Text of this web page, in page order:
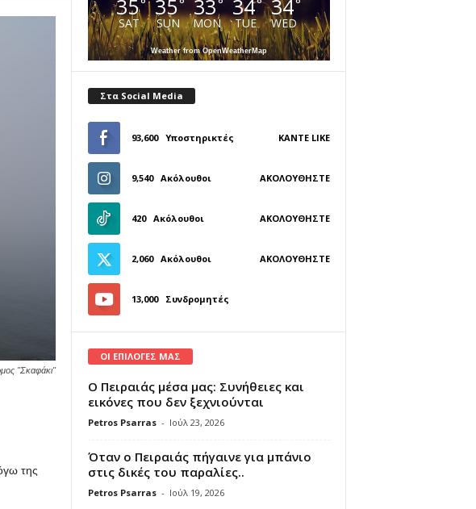
"Σκαφάκι"
της
35°
SAT
35°
SUN
33°
MON
34°
TUE
34°
WED
Weather from OpenWeatherMap
Στα Social Media
93,600 Υποστηρικτές ΚΆΝΤΕ LIKE
9,540 Ακόλουθοι ΑΚΟΛΟΥΘΉΣΤΕ
420 Ακόλουθοι ΑΚΟΛΟΥΘΉΣΤΕ
2,060 Ακόλουθοι ΑΚΟΛΟΥΘΉΣΤΕ
13,000 Συνδρομητές
ΓΊΝΕΤΕ ΣΥΝΔΡΟΜΗΤΉΣ
ΟΙ ΕΠΙΛΟΓΕΣ ΜΑΣ
Ο Πειραιάς μέσα μας: Συνήθειες και
εικόνες που δεν ξεχνιούνται
Petros Psarras - Ιούλ 23, 2026
Όταν ο Πειραιάς πήγαινε για μπάνιο
στις δικές του παραλίες..
Petros Psarras - Ιούλ 19, 2026